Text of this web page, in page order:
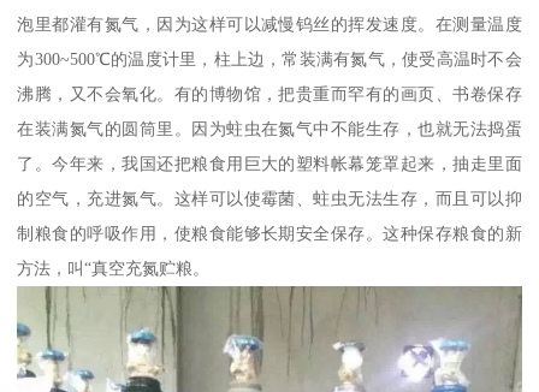
泡里都灌有氮气，因为这样可以减慢钨丝的挥发速度。在测量温度
为300~500℃的温度计里，柱上边，常装满有氮气，使受高温时不会
沸腾，又不会氧化。有的博物馆，把贵重而罕有的画页、书卷保存
在装满氮气的圆筒里。因为蛀虫在氮气中不能生存，也就无法捣蛋
了。今年来，我国还把粮食用巨大的塑料帐幕笼罩起来，抽走里面
的空气，充进氮气。这样可以使霉菌、蛀虫无法生存，而且可以抑
制粮食的呼吸作用，使粮食能够长期安全保存。这种保存粮食的新
方法，叫“真空充氮贮粮。